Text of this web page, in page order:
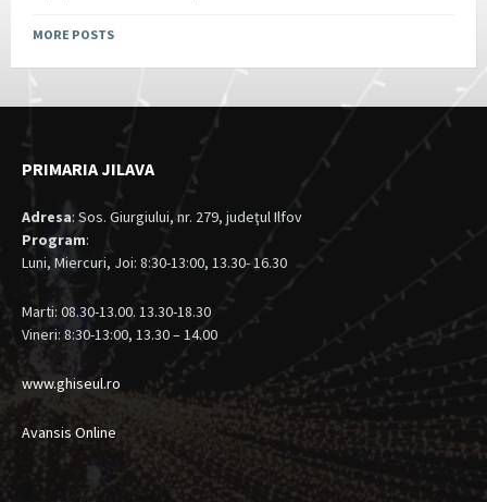
MORE POSTS
PRIMARIA JILAVA
Adresa: Sos. Giurgiului, nr. 279, judeţul Ilfov
Program:
Luni, Miercuri, Joi: 8:30-13:00, 13.30- 16.30
Marti: 08.30-13.00. 13.30-18.30
Vineri: 8:30-13:00, 13.30 – 14.00
www.ghiseul.ro
Avansis Online